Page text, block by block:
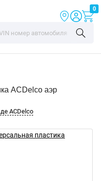
0
ACDelco аэр
ACDelco